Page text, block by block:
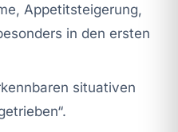
Appetitsteigerung,
in den ersten
situativen